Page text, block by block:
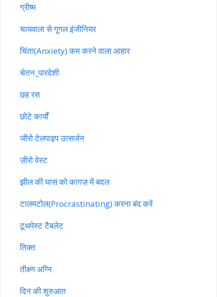
ग्रीष्म
चायवाला से गूगल इंजीनियर
चिंता(Anxiety) कम करने वाला आहार
चेतन_पारदेशी
छह रस
छोटे कार्यों
जीरो टेलपाइप उत्सर्जन
ज़ीरो वेस्ट
झील की घास को कागज़ में बदल
टालमटोल(Procrastinating) करना बंद करें
टूथपेस्ट टैबलेट
तिक्त
तीक्ष्ण अग्नि
दिन की शुरुआत